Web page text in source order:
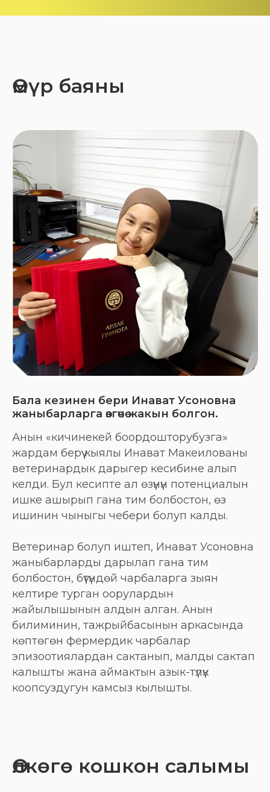
Өмүр баяны
Бала кезинен бери Инават Усоновна
жаныбарларга өзгөчө жакын болгон.
Анын «кичинекей боордошторубузга»
жардам берүү кыялы Инават Макеилованы
ветеринардык дарыгер кесибине алып
келди. Бул кесипте ал өзүнүн потенциалын
ишке ашырып гана тим болбостон, өз
ишинин чыныгы чебери болуп калды.
Ветеринар болуп иштеп, Инават Усоновна
жаныбарларды дарылап гана тим
болбостон, бүтүндөй чарбаларга зыян
келтире турган оорулардын
жайылышынын алдын алган. Анын
билиминин, тажрыйбасынын аркасында
көптөгөн фермердик чарбалар
эпизоотиялардан сактанып, малды сактап
калышты жана аймактын азык-түлүк
коопсуздугун камсыз кылышты.
Өлкөгө кошкон салымы